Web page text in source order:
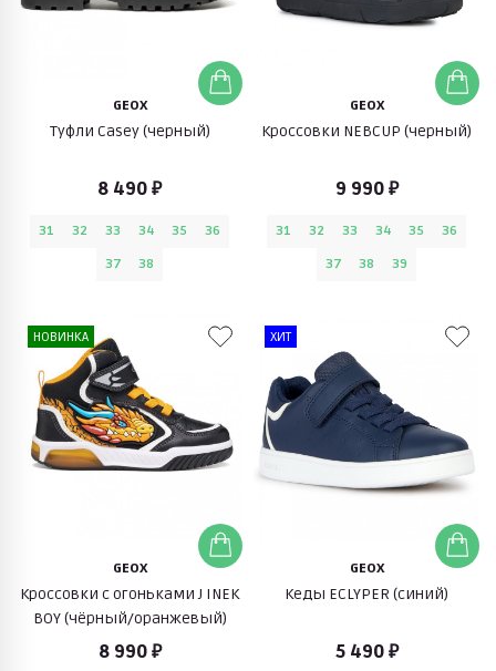
GEOX
Туфли Casey (черный)
8 490 ₽
31 32 33 34 35
36
37
38
GEOX
Кроссовки NEBCUP (черный)
9 990 ₽
31 32 33 34 35
36
37
38 39
НОВИНКА
GEOX
Кроссовки с огоньками J INEK
BOY (чёрный/оранжевый)
8 990 ₽
ХИТ
GEOX
Кеды ECLYPER (синий)
5 490 ₽